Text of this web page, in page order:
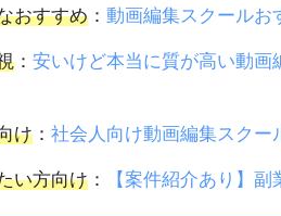
おすすめ： 動画編集スクールお
： 安いけど本当に質が高い動画
け： 社会人向け動画編集スクー
い方向け： 【案件紹介あり】